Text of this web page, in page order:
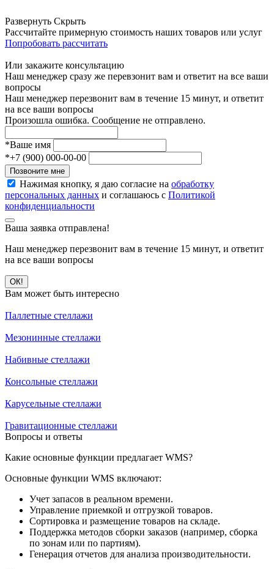
Развернуть Скрыть
Рассчитайте примерную стоимость наших товаров или услуг
Попробовать рассчитать
Или закажите консультацию
Наш менеджер сразу же перевзонит вам и ответит на все ваши
вопросы
Наш менеджер перезвонит вам в течение 15 минут, и ответит
на все ваши вопросы
Произошла ошибка. Сообщение не отправлено.
*Ваше имя
*+7 (900) 000-00-00
Позвоните мне
Нажимая кнопку, я даю согласие на обработку
персональных данных и соглашаюсь с Политикой
конфиденциальности
Ваша заявка отправлена!
Наш менеджер перезвонит вам в течение 15 минут, и ответит
на все ваши вопросы
ОК!
Вам может быть интересно
Паллетные стеллажи
Мезонинные стеллажи
Набивные стеллажи
Консольные стеллажи
Карусельные стеллажи
Гравитационные стеллажи
Вопросы и ответы
Какие основные функции предлагает WMS?
Основные функции WMS включают:
Учет запасов в реальном времени.
Управление приемкой и отгрузкой товаров.
Сортировка и размещение товаров на складе.
Поддержка методов сборки заказов (например, сборка
по зонам или по партиям).
Генерация отчетов для анализа производительности.